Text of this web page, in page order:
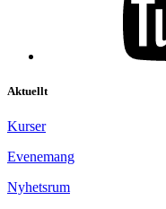
Aktuellt
Kurser
Evenemang
Nyhetsrum